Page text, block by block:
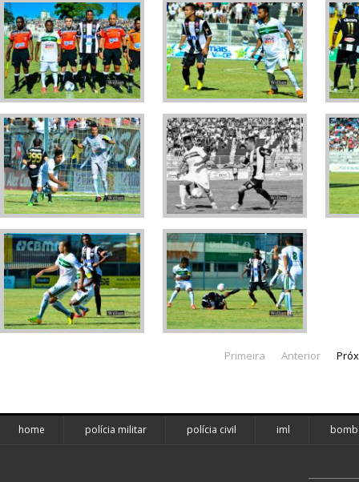
Primeira Anterior
home polícia militar polícia civil iml